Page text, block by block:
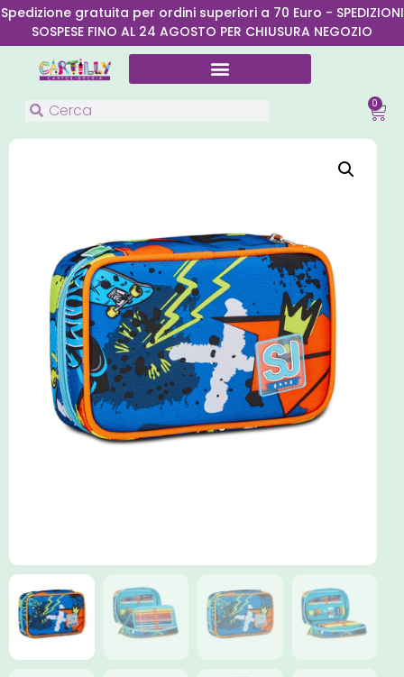
Spedizione gratuita per ordini superiori a 70 Euro - SPEDIZIONI
SOSPESE FINO AL 24 AGOSTO PER CHIUSURA NEGOZIO
0